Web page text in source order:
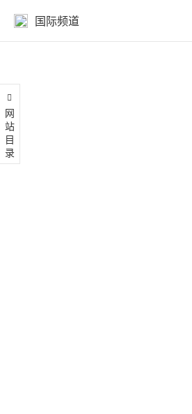
国际频道
网站目录